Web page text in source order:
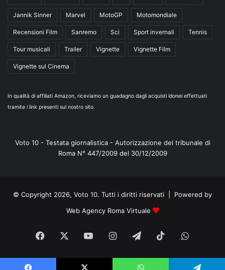
Jannik Sinner Marvel MotoGP Motomondiale
Recensioni Film Sanremo Sci Sport invernali Tennis
Tour musicali Trailer Vignette Vignette Film
Vignette sul Cinema
In qualità di affiliati Amazon, riceviamo un guadagno dagli acquisti idonei effettuati
tramite i link presenti sul nostro sito.
Voto 10 - Testata giornalistica - Autorizzazione del tribunale di
Roma N° 447/2009 del 30/12/2009
© Copyright 2026, Voto 10. Tutti i diritti riservati | Powered by
Web Agency Roma Virtuale
Facebook You
Tube
Instagram
TelegramTikTok